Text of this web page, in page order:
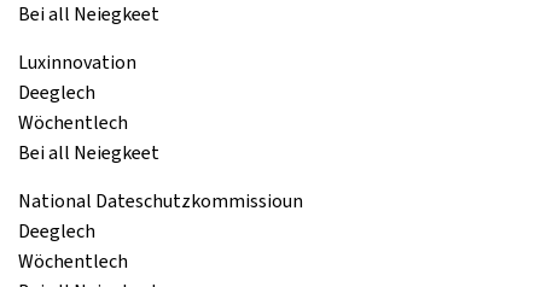
Bei all Neiegkeet
Luxinnovation
Deeglech
Wöchentlech
Bei all Neiegkeet
National Dateschutzkommissioun
Deeglech
Wöchentlech